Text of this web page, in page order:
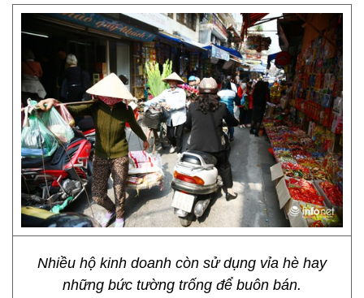
Nhiều hộ kinh doanh còn sử dụng vỉa hè hay
những bức tường trống để buôn bán.